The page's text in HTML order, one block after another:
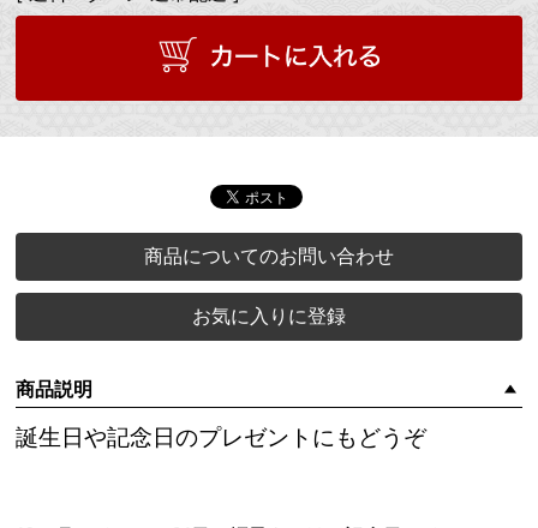
商品についてのお問い合わせ
お気に入りに登録
商品説明
誕生日や記念日のプレゼントにもどうぞ